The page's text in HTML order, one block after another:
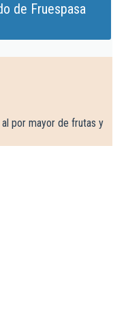
de Fruespasa
por mayor de frutas y